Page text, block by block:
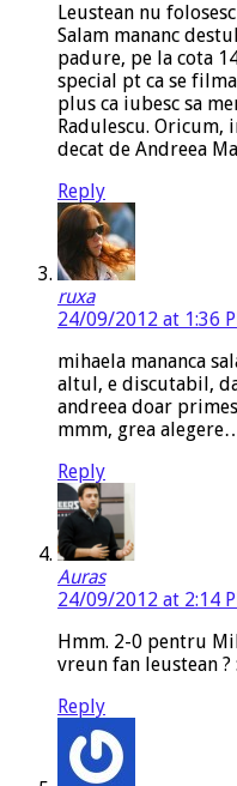
Leustean nu
Salam mananc
padure, pe la cota
special pt ca se
plus ca iubesc sa
Radulescu.
decat de Andreea
Reply
ruxa
24/09/2012 at 1:36
mihaela mananca
altul, e discutabil,
andreea doar
mmm, grea
Reply
Auras
24/09/2012 at 2:14
Hmm. 2-0 pentru
vreun fan leustean ?
Reply